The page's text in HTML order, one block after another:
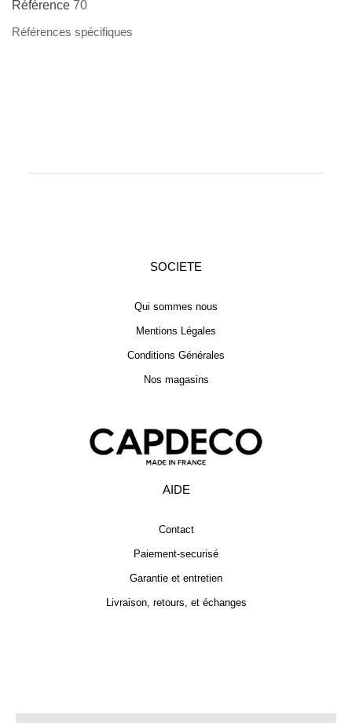
Référence 70
Références spécifiques
SOCIETE
Qui sommes nous
Mentions Légales
Conditions Générales
Nos magasins
AIDE
Contact
Paiement-securisé
Garantie et entretien
Livraison, retours, et échanges